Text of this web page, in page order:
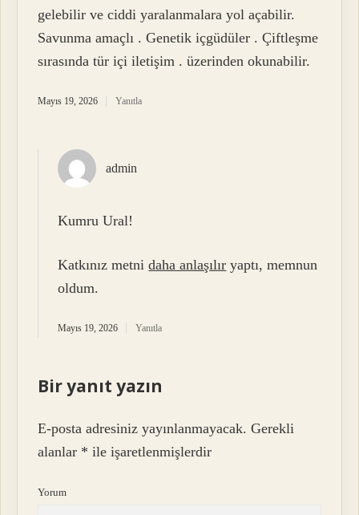
gelebilir ve ciddi yaralanmalara yol açabilir.
Savunma amaçlı . Genetik içgüdüler . Çiftleşme
sırasında tür içi iletişim . üzerinden okunabilir.
Mayıs 19, 2026 Yanıtla
admin
Kumru Ural!
Katkınız metnidaha anlaşılır yaptı, memnun
oldum.
Mayıs 19, 2026 Yanıtla
Bir yanıt yazın
E-posta adresiniz yayınlanmayacak. Gerekli
alanlar * ile işaretlenmişlerdir
Yorum